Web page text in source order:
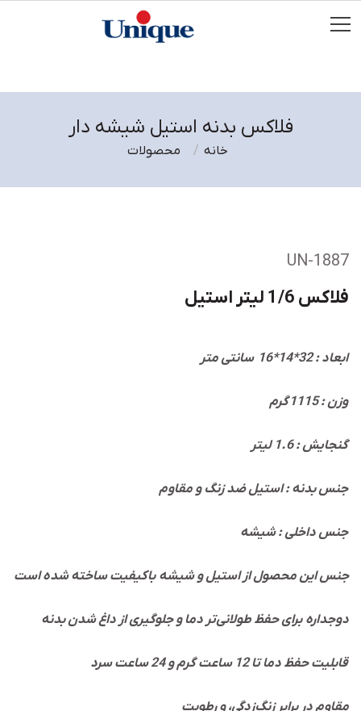
فلاکس بدنه استیل شیشه دار
محصولات خانه
UN-1887
فلاکس 1/6 لیتر استیل
ابعاد : 32*14*16 سانتی متر
وزن : 1115گرم
گنجایش : 1.6 لیتر
جنس بدنه : استیل ضد زنگ و مقاوم
جنس داخلی : شیشه
جنس این محصول از استیل و شیشه باکیفیت ساخته شده است
دوجداره برای حفظ طولانی‌تر دما و جلوگیری از داغ شدن بدنه
قابلیت حفظ دما تا 12 ساعت گرم و 24 ساعت سرد
مقاوم در برابر زنگ‌زدگی، و رطوبت